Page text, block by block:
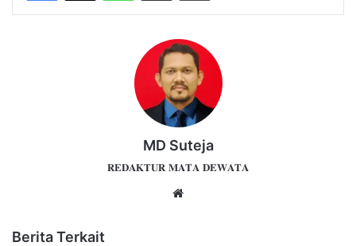
MD Suteja
𝐑𝐄𝐃𝐀𝐊𝐓𝐔𝐑 𝐌𝐀𝐓𝐀 𝐃𝐄𝐖𝐀𝐓𝐀
Berita Terkait